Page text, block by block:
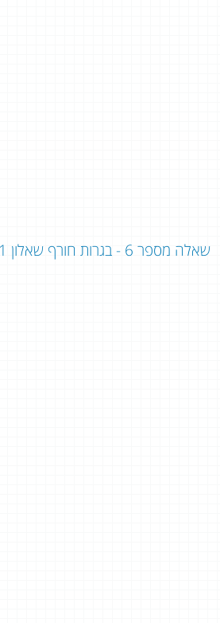
שאלה מספר 6 - בגרות חורף שאלון 381 / שאלון 802: